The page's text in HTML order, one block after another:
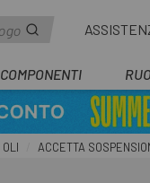
COMPONENTI
OLI ACCETTA